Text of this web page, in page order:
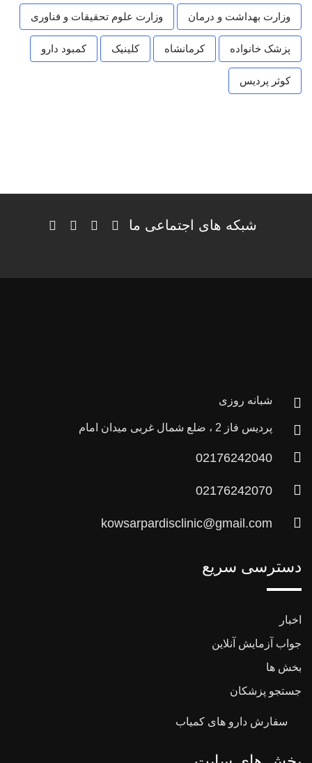
وزارت بهداشت و درمان وزارت علوم تحقیقات و فناوری
پزشک خانواده کرمانشاه کلینیک کمبود دارو
کوثر پردیس
شبکه های اجتماعی ما
شبانه روزی
پردیس فاز 2 ، ضلع شمال غربی میدان امام
02176242040
02176242070
kowsarpardisclinic@gmail.com
دسترسی سریع
اخبار
جواب آزمایش آنلاین
بخش ها
جستجو پزشکان
سفارش دارو های کمیاب